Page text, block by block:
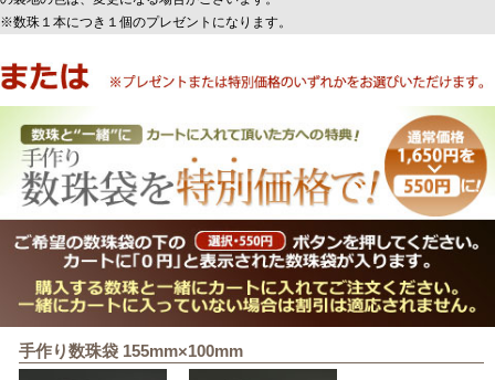
※数珠１本につき１個のプレゼントになります。
手作り数珠袋 155mm×100mm